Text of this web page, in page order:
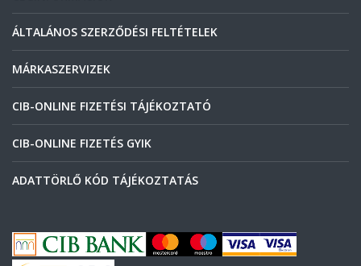
ÁLTALÁNOS SZERZŐDÉSI FELTÉTELEK
MÁRKASZERVIZEK
CIB-ONLINE FIZETÉSI TÁJÉKOZTATÓ
CIB-ONLINE FIZETÉS GYIK
ADATTÖRLŐ KÓD TÁJÉKOZTATÁS